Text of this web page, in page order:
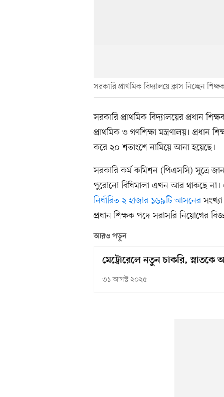
সরকারি প্রাথমিক বিদ্যালয়ে ক্লাস নিচ্ছেন
সরকারি প্রাথমিক বিদ্যালয়ের প্রধান
প্রাথমিক ও গণশিক্ষা মন্ত্রণালয়। প্রধান
করে ২০ শতাংশে নামিয়ে আনা হয়েছে।
সরকারি কর্ম কমিশন (পিএসসি) সূত্রে
পুরোনো বিধিমালা এখন আর থাকছে না।
নির্ধারিত ২ হাজার ১৬৯টি আসনের
প্রধান শিক্ষক পদে সরাসরি নিয়োগের
আরও পড়ুন
মেট্রোরেলে নতুন চাকরি, স্নাতকে
৩১ আগস্ট ২০২৫